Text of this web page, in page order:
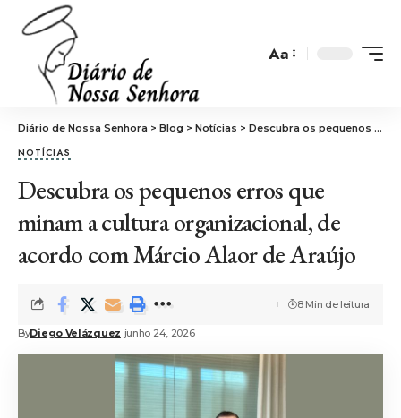
Font
Aa
Diário de Nossa Senhora > Blog > Notícias > Descubra os pequenos erros que minam a cultura organizacional, de acordo com Márcio Alaor de Araújo
NOTÍCIAS
Descubra os pequenos erros que
minam a cultura organizacional, de
acordo com Márcio Alaor de Araújo
ByDiego Velázquez junho 24, 2026
8 Min de leitura